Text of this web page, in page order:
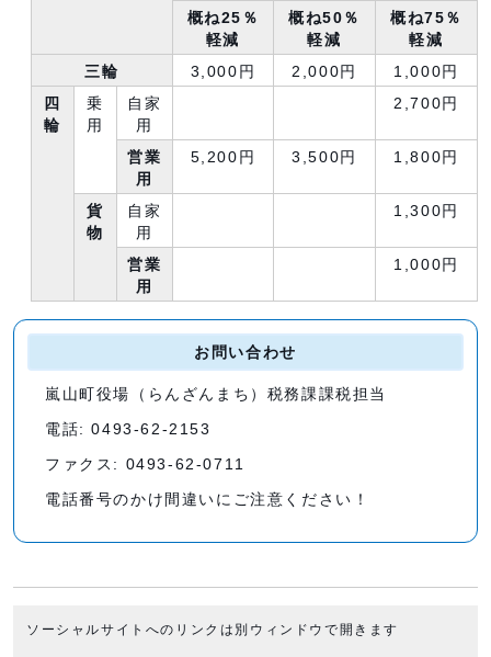
概ね25％
軽減
概ね50％
軽減
概ね75％
軽減
三輪
3,000円 2,000円
1,000円
四
輪
乗
用
自家
用
2,700円
営業
用
5,200円 3,500円 1,800円
貨
物
自家
用
1,300円
営業
用
1,000円
お問い合わせ
嵐山町役場（らんざんまち）税務課課税担当
電話: 0493-62-2153
ファクス: 0493-62-0711
電話番号のかけ間違いにご注意ください！
ソーシャルサイトへのリンクは別ウィンドウで開きます